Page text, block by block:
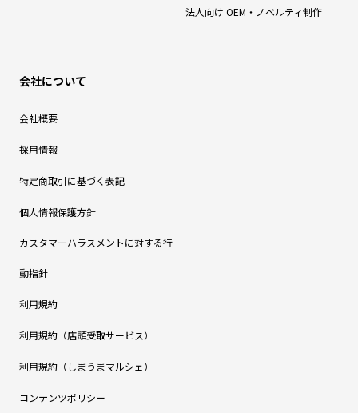
法人向け OEM・ノベルティ制作
会社について
会社概要
採用情報
特定商取引に基づく表記
個人情報保護方針
カスタマーハラスメントに対する行
動指針
利用規約
利用規約（店頭受取サービス）
利用規約（しまうまマルシェ）
コンテンツポリシー